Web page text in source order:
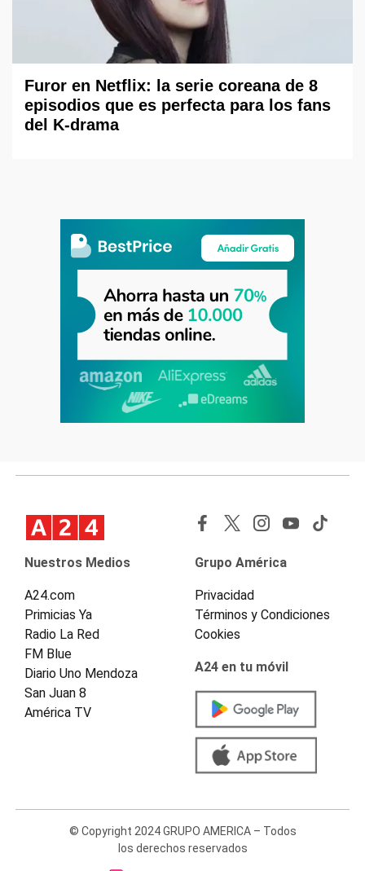
Furor en Netflix: la serie coreana de 8
episodios que es perfecta para los fans
del K-drama
Nuestros Medios
A24.com
Primicias Ya
Radio La Red
FM Blue
Diario Uno Mendoza
San Juan 8
América TV
Grupo América
Privacidad
Términos y Condiciones
Cookies
A24 en tu móvil
© Copyright 2024 GRUPO AMERICA – Todos
los derechos reservados